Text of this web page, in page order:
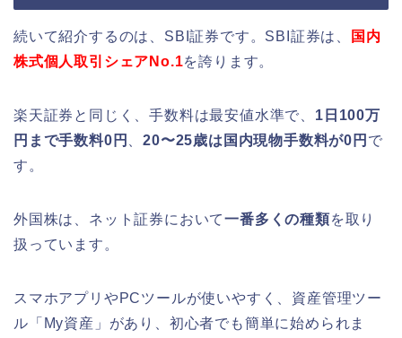
続いて紹介するのは、SBI証券です。SBI証券は、
国内
株式個人取引シェアNo.1を誇ります。
楽天証券と同じく、手数料は最安値水準で、 1日100万
円まで手数料0円
、20〜25歳は国内現物手数料が0円 で
す。
外国株は、ネット証券において一番多くの種類を取り
扱っています。
スマホアプリやPCツールが使いやすく、資産管理ツー
ル「My資産」があり、初心者でも簡単に始められま